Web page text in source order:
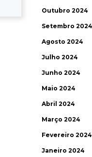
Outubro 2024
Setembro 2024
Agosto 2024
Julho 2024
Junho 2024
Maio 2024
Abril 2024
Março 2024
Fevereiro 2024
Janeiro 2024